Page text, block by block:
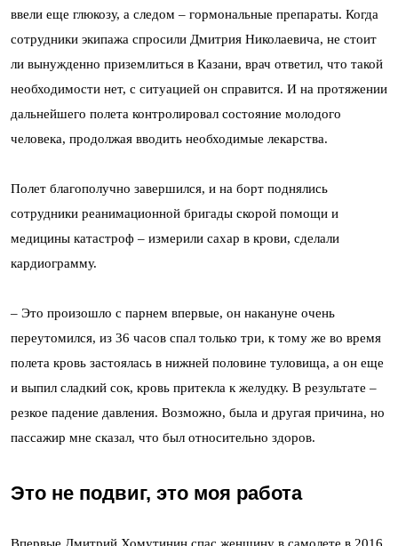
ввели еще глюкозу, а следом – гормональные препараты. Когда
сотрудники экипажа спросили Дмитрия Николаевича, не стоит
ли вынужденно приземлиться в Казани, врач ответил, что такой
необходимости нет, с ситуацией он справится. И на протяжении
дальнейшего полета контролировал состояние молодого
человека, продолжая вводить необходимые лекарства.
Полет благополучно завершился, и на борт поднялись
сотрудники реанимационной бригады скорой помощи и
медицины катастроф – измерили сахар в крови, сделали
кардиограмму.
– Это произошло с парнем впервые, он накануне очень
переутомился, из 36 часов спал только три, к тому же во время
полета кровь застоялась в нижней половине туловища, а он еще
и выпил сладкий сок, кровь притекла к желудку. В результате –
резкое падение давления. Возможно, была и другая причина, но
пассажир мне сказал, что был относительно здоров.
Это не подвиг, это моя работа
Впервые Дмитрий Хомутинин спас женщину в самолете в 2016